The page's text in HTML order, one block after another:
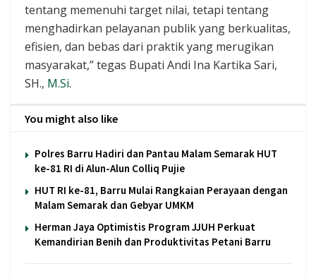
tentang memenuhi target nilai, tetapi tentang
menghadirkan pelayanan publik yang berkualitas,
efisien, dan bebas dari praktik yang merugikan
masyarakat,” tegas Bupati Andi Ina Kartika Sari,
SH., M.Si.
You might also like
Polres Barru Hadiri dan Pantau Malam Semarak HUT
ke-81 RI di Alun-Alun Colliq Pujie
HUT RI ke-81, Barru Mulai Rangkaian Perayaan dengan
Malam Semarak dan Gebyar UMKM
Herman Jaya Optimistis Program JJUH Perkuat
Kemandirian Benih dan Produktivitas Petani Barru